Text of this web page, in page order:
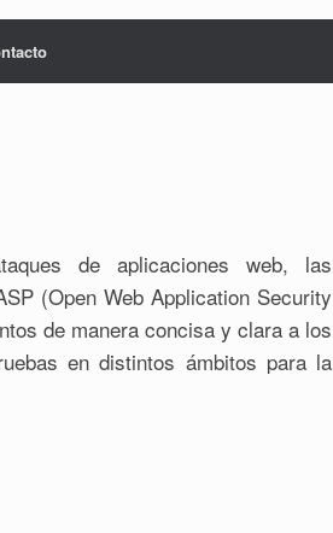
de aplicaciones web, las
(Open Web Application Security
de manera concisa y clara a los
en distintos ámbitos para la